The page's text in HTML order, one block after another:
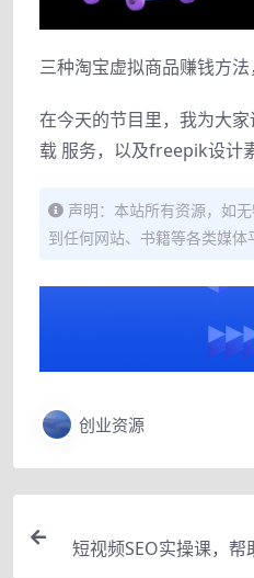
三种淘宝虚拟商品赚钱方
在今天的节目里，我为大
载 服务，以及freepik设计
声明：本站所有资源，如
到任何网站、书籍等各类媒体
创业资源
短视频SEO实操课，帮